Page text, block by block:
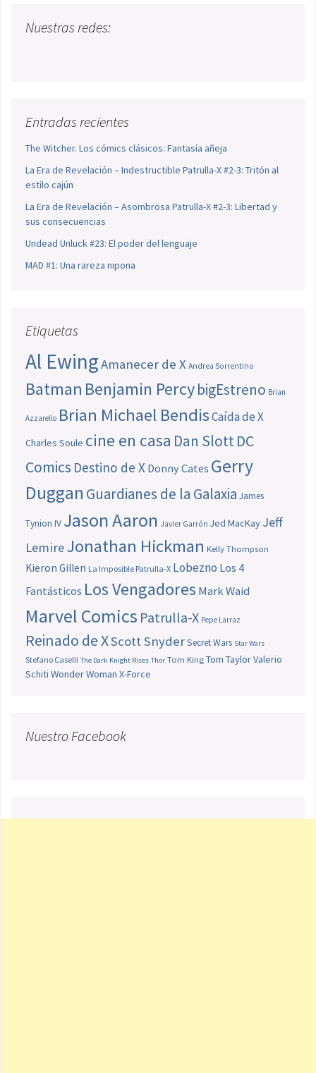
Nuestras redes:
Entradas recientes
The Witcher. Los cómics clásicos: Fantasía añeja
La Era de Revelación – Indestructible Patrulla-X #2-3: Tritón al
estilo cajún
La Era de Revelación – Asombrosa Patrulla-X #2-3: Libertad y
sus consecuencias
Undead Unluck #23: El poder del lenguaje
MAD #1: Una rareza nipona
Etiquetas
Al EwingAmanecer de X Andrea Sorrentino
Batman Benjamin PercybigEstreno Brian
Azzarello Brian Michael BendisCaída de X
Charles Soule cine en casa Dan SlottDC
Comics Destino de X Donny Cates Gerry
Duggan Guardianes de la Galaxia James
Tynion IV Jason Aaron Javier Garrón Jed MacKay Jeff
LemireJonathan Hickman Kelly Thompson
Kieron Gillen La Imposible Patrulla-X Lobezno Los 4
Fantásticos Los Vengadores Mark Waid
Marvel Comics Patrulla-X Pepe Larraz
Reinado de XScott SnyderSecret Wars Star Wars
Stefano Caselli The Dark Knight Rises Thor Tom King Tom TaylorValerio
Schiti Wonder Woman X-Force
Nuestro Facebook